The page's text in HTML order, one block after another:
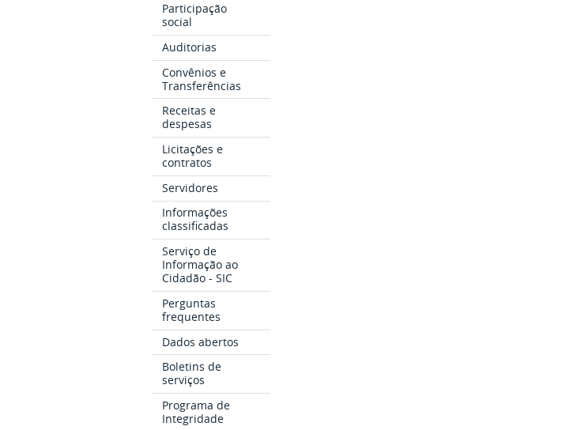
Participação
social
Auditorias
Convênios e
Transferências
Receitas e
despesas
Licitações e
contratos
Servidores
Informações
classificadas
Serviço de
Informação ao
Cidadão - SIC
Perguntas
frequentes
Dados abertos
Boletins de
serviços
Programa de
Integridade